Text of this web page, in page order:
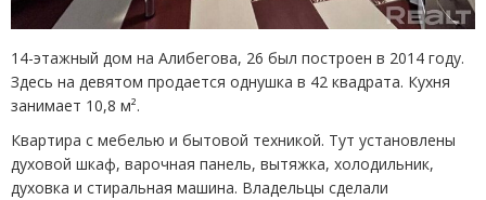
14-этажный дом на Алибегова, 26 был построен в 2014 году.
Здесь на девятом продается однушка в 42 квадрата. Кухня
занимает 10,8 м².
Квартира с мебелью и бытовой техникой. Тут установлены
духовой шкаф, варочная панель, вытяжка, холодильник,
духовка и стиральная машина. Владельцы сделали